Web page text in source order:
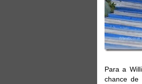
Para a
chance de